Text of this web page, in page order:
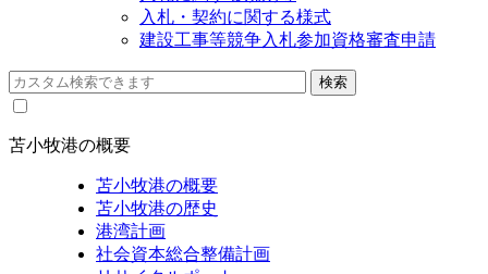
入札・契約に関する様式
建設工事等競争入札参加資格審査申請
苫小牧港の概要
苫小牧港の概要
苫小牧港の歴史
港湾計画
社会資本総合整備計画